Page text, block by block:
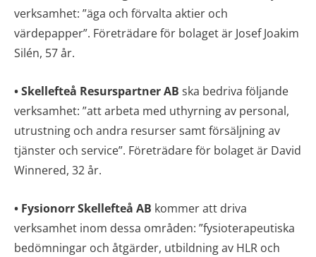
verksamhet: ”äga och förvalta aktier och
värdepapper”. Företrädare för bolaget är Josef Joakim
Silén, 57 år.
• Skellefteå Resurspartner AB ska bedriva följande
verksamhet: ”att arbeta med uthyrning av personal,
utrustning och andra resurser samt försäljning av
tjänster och service”. Företrädare för bolaget är David
Winnered, 32 år.
• Fysionorr Skellefteå AB kommer att driva
verksamhet inom dessa områden: ”fysioterapeutiska
bedömningar och åtgärder, utbildning av HLR och